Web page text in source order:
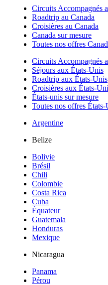
Circuits Accompagnés
Roadtrip au Canada
Croisières au Canada
Canada sur mesure
Toutes nos offres
Circuits Accompagnés
Séjours aux États-Unis
Roadtrip aux États-Unis
Croisières aux États-
États-unis sur mesure
Toutes nos offres États-
Argentine
Belize
Bolivie
Brésil
Chili
Colombie
Costa Rica
Cuba
Équateur
Guatemala
Honduras
Mexique
Nicaragua
Panama
Pérou